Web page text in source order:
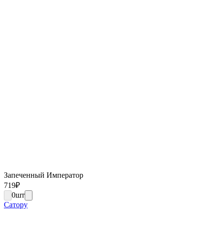
Запеченный Император
719₽
0шт
Сатору